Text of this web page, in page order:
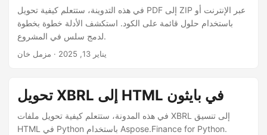
في هذه التدوينة، ستتعلم كيفية تحويل PDF إلى ZIP عبر الإنترنت أو
باستخدام حلول قائمة على الكود. استكشف الأدلة خطوة بخطوة
لدمج سلس في المشروع.
يناير 13, 2025 · مزمل خان
تحويل XBRL إلى HTML في بايثون
في هذه المدونة، ستتعلم كيفية تحويل ملفات XBRL إلى تنسيق
HTML في Python باستخدام Aspose.Finance for Python.